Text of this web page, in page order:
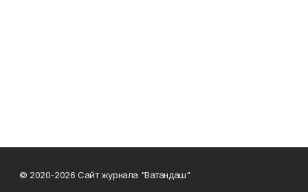
© 2020-2026 Сайт журнала "Ватандаш"